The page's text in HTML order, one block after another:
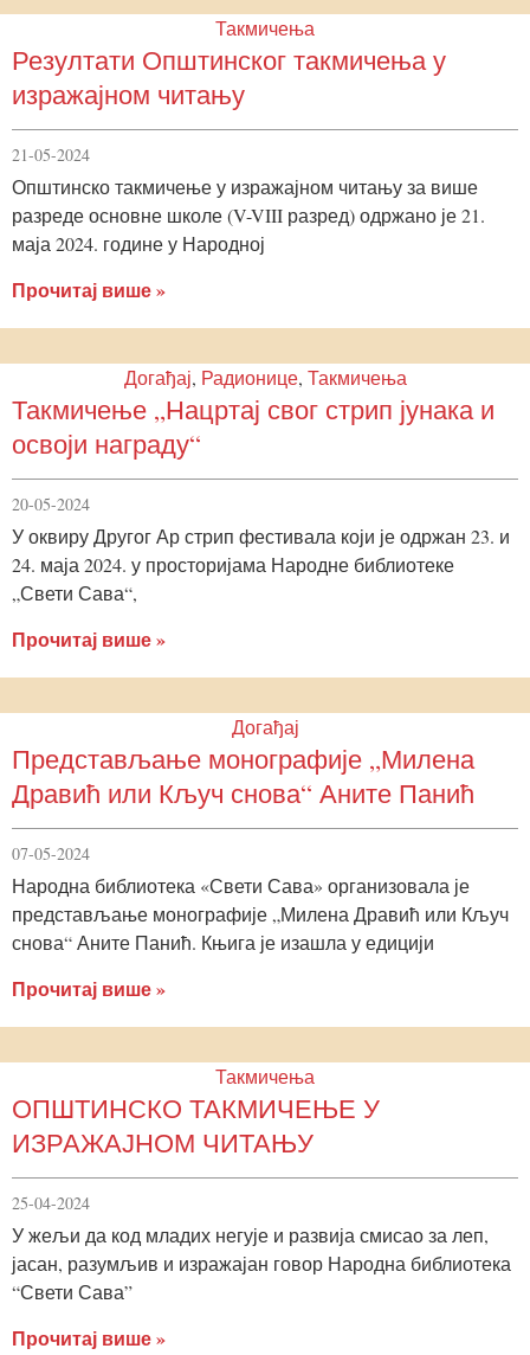
Такмичења
Резултати Општинског такмичења у
изражајном читању
21-05-2024
Општинско такмичење у изражајном читању за више
разреде основне школе (V-VIII разред) одржано је 21.
маја 2024. године у Народној
Прочитај више »
Догађај, Радионице, Такмичења
Такмичење „Нацртај свог стрип јунака и
освоји награду“
20-05-2024
У оквиру Другог Ар стрип фестивала који је одржан 23. и
24. маја 2024. у просторијама Народне библиотеке
„Свети Сава“,
Прочитај више »
Догађај
Представљање монографије „Милена
Дравић или Кључ снова“ Аните Панић
07-05-2024
Народна библиотека «Свети Сава» организовала је
представљање монографије „Милена Дравић или Кључ
снова“ Аните Панић. Књига је изашла у едицији
Прочитај више »
Такмичења
ОПШТИНСКО ТАКМИЧЕЊЕ У
ИЗРАЖАЈНОМ ЧИТАЊУ
25-04-2024
У жељи да код младих негује и развија смисао за леп,
јасан, разумљив и изражајан говор Народна библиотека
“Свети Сава”
Прочитај више »